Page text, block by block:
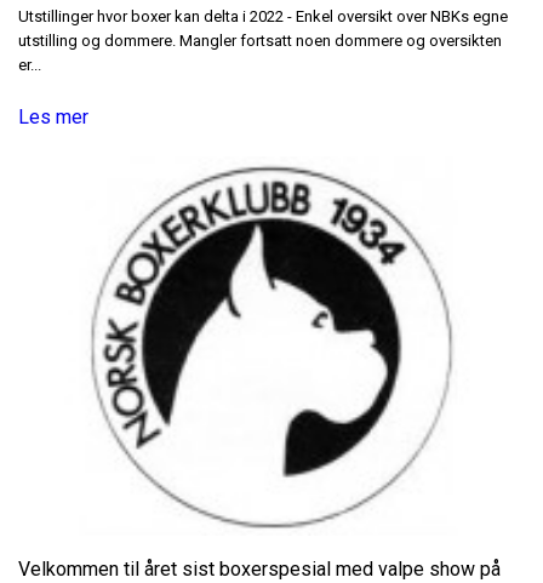
Utstillinger hvor boxer kan delta i 2022 - Enkel oversikt over NBKs egne
utstilling og dommere. Mangler fortsatt noen dommere og oversikten
er...
Les mer
Velkommen til året sist boxerspesial med valpe show på